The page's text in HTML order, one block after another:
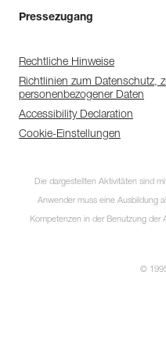
Pressezugang
Rechtliche Hinweise
Richtlinien zum Datenschutz,
personenbezogener Daten
Accessibility Declaration
Cookie-Einstellungen
Die dargestellten Aktivitäten sind
Anwender muss eine Ausbildung
Kompetenzen in der Benutzung der
©